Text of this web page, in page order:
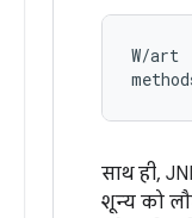
W/art
साथ ही,
शून्य को